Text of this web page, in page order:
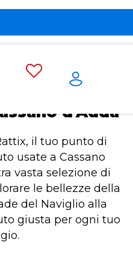
a Cassano d'Adda
d'Adda
il tuo punto di
usate a Cassano
vasta selezione di
le bellezze della
del Naviglio alla
giusta per ogni tuo